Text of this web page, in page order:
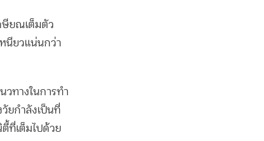
ษียณเต็มตัว
นียวแน่นกว่า
วทางในการทำ
ยกำลังเป็นที่
ที่เต็มไปด้วย